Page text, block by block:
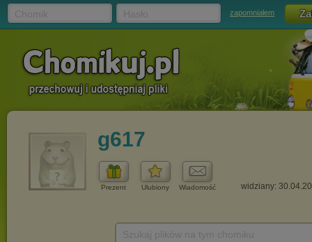
zapomniałem
g617
Prezent Ulubiony Wiadomość widziany: